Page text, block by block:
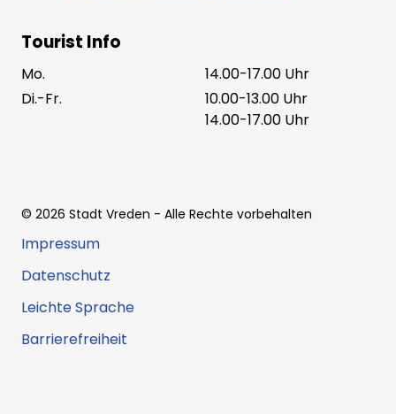
Tourist Info
Mo.
14.00-17.00 Uhr
Di.-Fr.
10.00-13.00 Uhr
14.00-17.00 Uhr
© 2026 Stadt Vreden - Alle Rechte vorbehalten
Impressum
Datenschutz
Leichte Sprache
Barrierefreiheit